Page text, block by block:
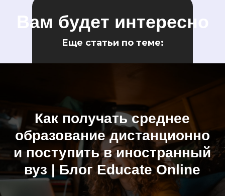
Вам будет интересно
Еще статьи по теме:
Как получать среднее
образование дистанционно
и поступить в иностранный
вуз | Блог Educate Online